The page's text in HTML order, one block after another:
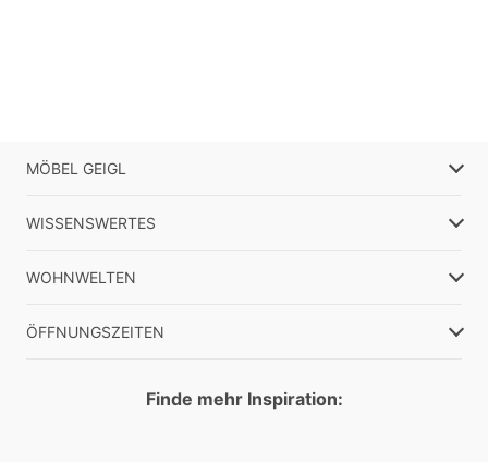
MÖBEL GEIGL
WISSENSWERTES
WOHNWELTEN
ÖFFNUNGSZEITEN
Finde mehr Inspiration: